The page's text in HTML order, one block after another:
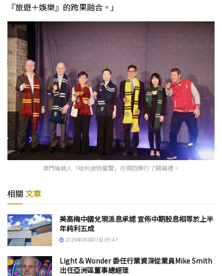
『旅遊＋娛樂』的跨果融合。」
澳門倫敦人「哈利波特展覽」在周四舉行了開幕禮。
相關 文章
美高梅中國兌現派息承諾 宣佈中期股息相等於上半
年純利五成
2026年08月07日 09:47
Light & Wonder 委任行業資深從業員Mike Smith
出任亞洲區董事總經理